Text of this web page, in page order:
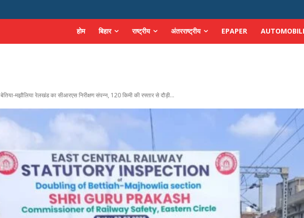
होम बिहार राष्ट्रीय अंतरराष्ट्रीय EPAPER
बेतिया-मझौलिया रेलखंड का सीआरएस निरीक्षण संपन्न, 120 किमी की रफ्तार से दौड़ी...